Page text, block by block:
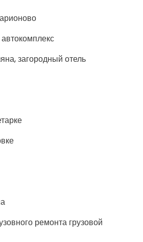
загородный отель
ремонта грузовой